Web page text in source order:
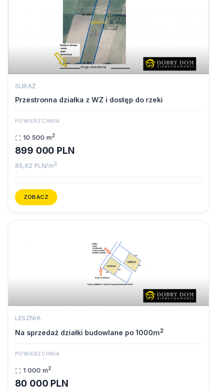
SURAŻ
Przestronna działka z WZ i dostęp do rzeki
POWIERZCHNIA
10 500 m2
899 000 PLN
85,62 PLN/m2
ZOBACZ
LESZNIA
Na sprzedaż działki budowlane po 1000m2
POWIERZCHNIA
1 000 m2
80 000 PLN